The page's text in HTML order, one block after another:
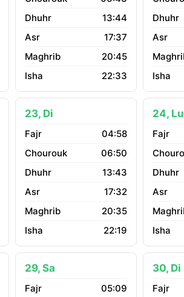
13:44
17:37
20:45
22:33
23, Di
04:58
06:50
13:43
17:32
20:35
22:19
24, Lu
29, Sa
05:09
30, Di